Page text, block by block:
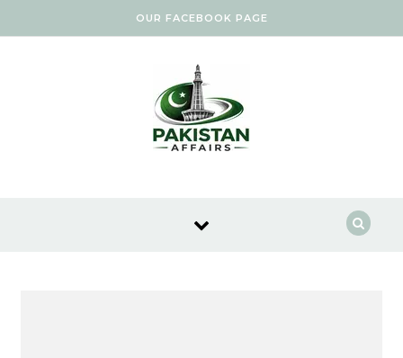
OUR FACEBOOK PAGE